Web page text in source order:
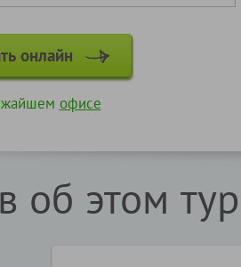
онлайн
офисе
об этом